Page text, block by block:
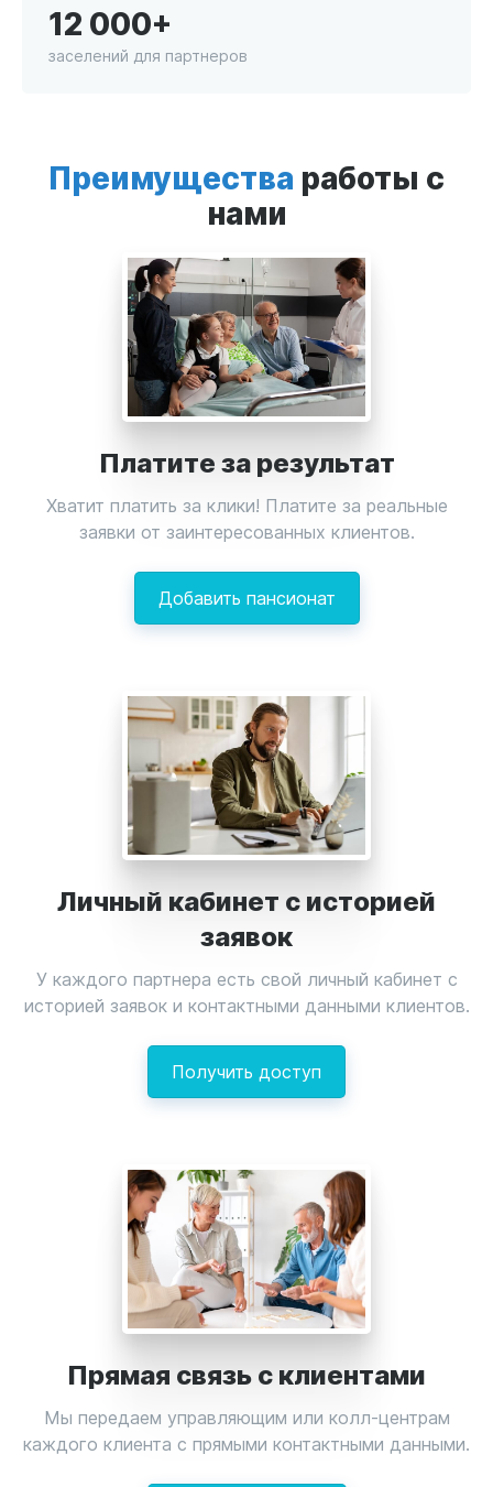
12 000+
заселений для партнеров
Преимущества работы с
нами
Платите за результат
Хватит платить за клики! Платите за реальные
заявки от заинтересованных клиентов.
Добавить пансионат
Личный кабинет с историей
заявок
У каждого партнера есть свой личный кабинет с
историей заявок и контактными данными клиентов.
Получить доступ
Прямая связь с клиентами
Мы передаем управляющим или колл-центрам
каждого клиента с прямыми контактными данными.